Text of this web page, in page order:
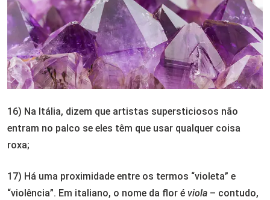
16) Na Itália, dizem que artistas supersticiosos não
entram no palco se eles têm que usar qualquer coisa
roxa;
17) Há uma proximidade entre os termos “violeta” e
“violência”. Em italiano, o nome da flor é viola – contudo,